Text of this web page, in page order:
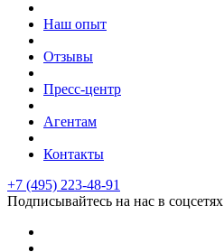
Наш опыт
Отзывы
Пресс-центр
Агентам
Контакты
+7 (495) 223-48-91
Подписывайтесь на нас в соцсетях